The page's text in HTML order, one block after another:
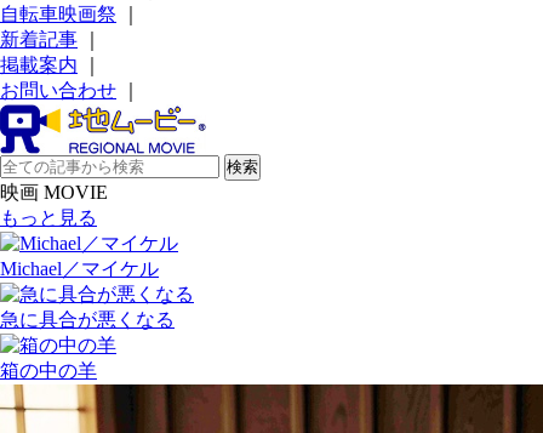
自転車映画祭
新着記事
掲載案内
お問い合わせ
映画 MOVIE
もっと見る
Michael／マイケル
急に具合が悪くなる
箱の中の羊